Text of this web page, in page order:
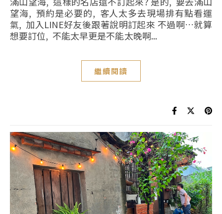
望海, 預約是必要的, 客人太多去現場排有點看運
氣, 加入LINE好友後跟著說明訂起來 不過啊…就算
想要訂位, 不能太早更是不能太晚啊...
繼續閱讀